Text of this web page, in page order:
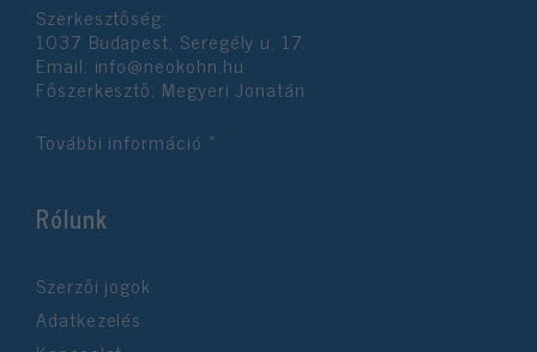
Szerkesztőség:
1037 Budapest, Seregély u. 17.
Email: info@neokohn.hu
Főszerkesztő: Megyeri Jonatán
További információ »
Rólunk
Szerzői jogok
Adatkezelés